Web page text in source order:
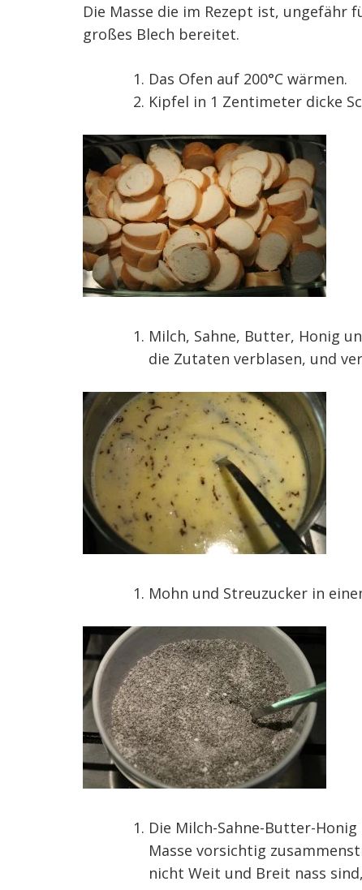
Die Masse die im Rezept ist, ungefähr
großes Blech bereitet.
Das Ofen auf 200°C wärmen.
Kipfel in 1 Zentimeter dicke
Milch, Sahne, Butter, Honig
die Zutaten verblasen, und
Mohn und Streuzucker in
Die Milch-Sahne-Butter-
Masse vorsichtig
nicht Weit und Breit nass